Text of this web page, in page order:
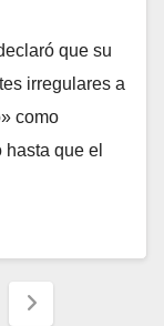
que su
irregulares a
como
que el